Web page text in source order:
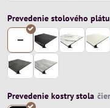
Prevedenie stolového plátu
Prevedenie kostry stola